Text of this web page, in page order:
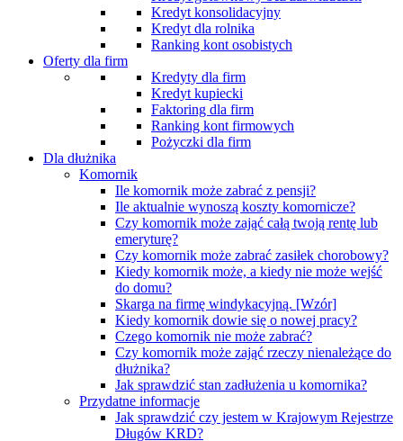
Kredyt konsolidacyjny
Kredyt dla rolnika
Ranking kont osobistych
Oferty dla firm
Kredyty dla firm
Kredyt kupiecki
Faktoring dla firm
Ranking kont firmowych
Pożyczki dla firm
Dla dłużnika
Komornik
Ile komornik może zabrać z pensji?
Ile aktualnie wynoszą koszty komornicze?
Czy komornik może zająć całą twoją rentę lub
emeryturę?
Czy komornik może zabrać zasiłek chorobowy?
Kiedy komornik może, a kiedy nie może wejść
do domu?
Skarga na firmę windykacyjną. [Wzór]
Kiedy komornik dowie się o nowej pracy?
Czego komornik nie może zabrać?
Czy komornik może zająć rzeczy nienależące do
dłużnika?
Jak sprawdzić stan zadłużenia u komornika?
Przydatne informacje
Jak sprawdzić czy jestem w Krajowym Rejestrze
Długów KRD?